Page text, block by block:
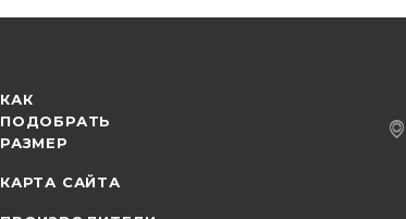
КАК
ПОДОБРАТЬ
РАЗМЕР
КАРТА САЙТА